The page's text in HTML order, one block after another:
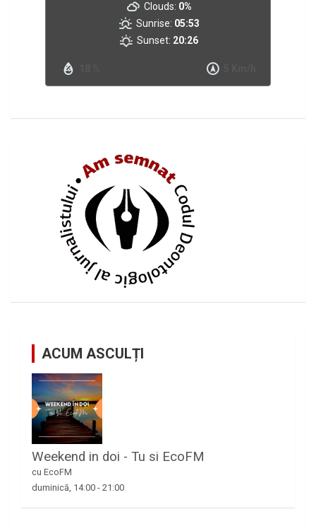
Clouds: 0%
Sunrise: 05:53
Sunset: 20:26
ACUM ASCULȚI
Weekend in doi - Tu si EcoFM
cu EcoFM
duminică, 14:00 - 21:00